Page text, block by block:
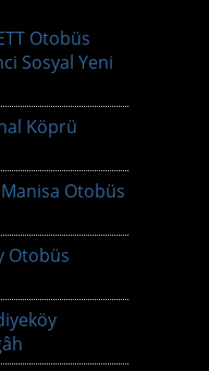
Otobüs
Sosyal Yeni
Köprü
Otobüs
Otobüs